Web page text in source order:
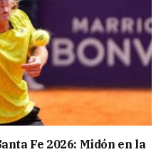
Fe 2026: Midón en la